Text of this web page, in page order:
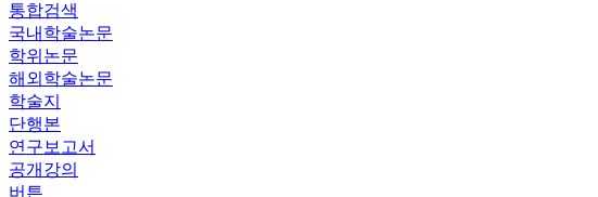
통합검색
국내학술논문
학위논문
해외학술논문
학술지
단행본
연구보고서
공개강의
버튼